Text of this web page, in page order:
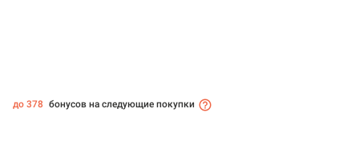
до 378 бонусов на следующие покупки